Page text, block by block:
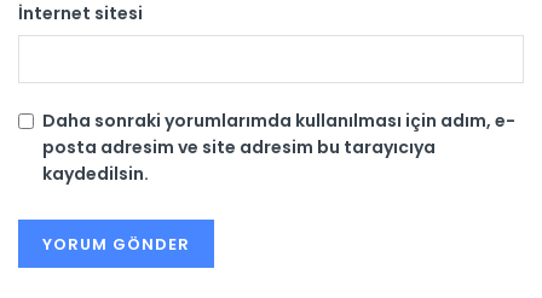
İnternet sitesi
Daha sonraki yorumlarımda kullanılması için adım, e-
posta adresim ve site adresim bu tarayıcıya
kaydedilsin.